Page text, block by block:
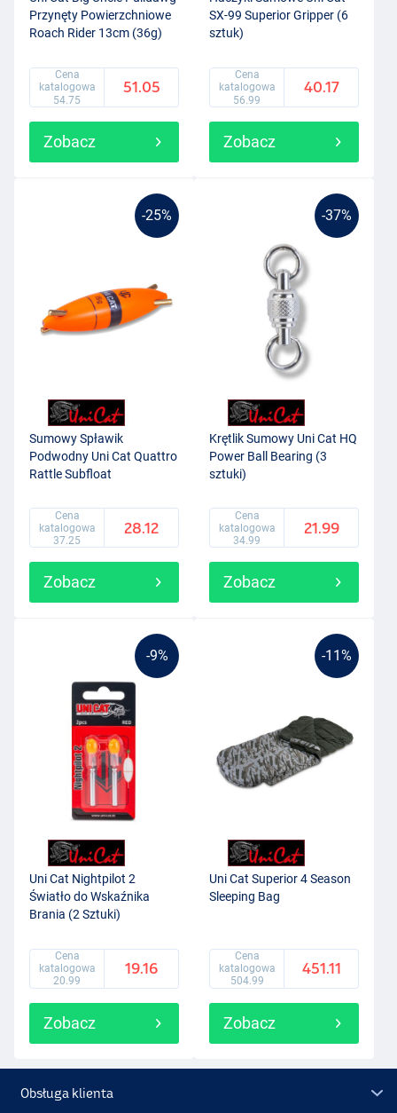
Przynęty Powierzchniowe
Roach Rider 13cm (36g)
Cena
katalogowa
54.75
51.05
Zobacz
SX-99 Superior Gripper (6
sztuk)
Cena
katalogowa
56.99
40.17
Zobacz
-25%
Sumowy Spławik
Podwodny Uni Cat Quattro
Rattle Subfloat
Cena
katalogowa
37.25
28.12
Zobacz
-37%
Krętlik Sumowy Uni Cat HQ
Power Ball Bearing (3
sztuki)
Cena
katalogowa
34.99
21.99
Zobacz
-9%
Uni Cat Nightpilot 2
Światło do Wskaźnika
Brania (2 Sztuki)
Cena
katalogowa
20.99
19.16
Zobacz
-11%
Uni Cat Superior 4 Season
Sleeping Bag
Cena
katalogowa
504.99
451.11
Zobacz
Obsługa klienta